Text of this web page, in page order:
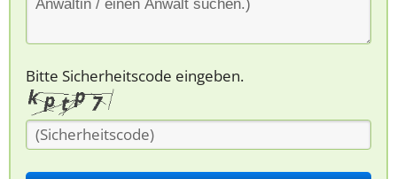
Bitte Sicherheitscode eingeben.